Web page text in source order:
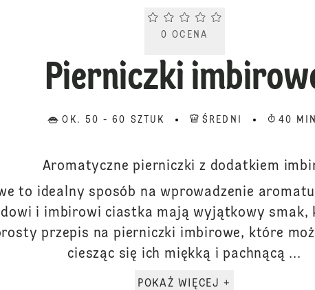
Current rating 0.0. Click to
0 OCENA
Pierniczki
OK. 50 - 60 SZTUK ŚREDNI 40
Aromatyczne pierniczki z dodatkiem
to idealny sposób na wprowadzenie
i imbirowi ciastka mają wyjątkowy
przepis na pierniczki imbirowe, które
ciesząc się ich miękką i pachnącą ...
POKAŻ WIĘCEJ +